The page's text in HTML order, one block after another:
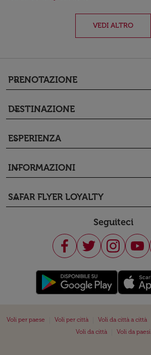
VEDI ALTRO
PRENOTAZIONE
keyboard_arrow_down
DESTINAZIONE
keyboard_arrow_down
ESPERIENZA
keyboard_arrow_down
INFORMAZIONI
keyboard_arrow_down
SAFAR FLYER LOYALTY
keyboard_arrow_down
Seguiteci
Voli per paese Voli per città Voli da città a città
Voli da città
Voli da paesi